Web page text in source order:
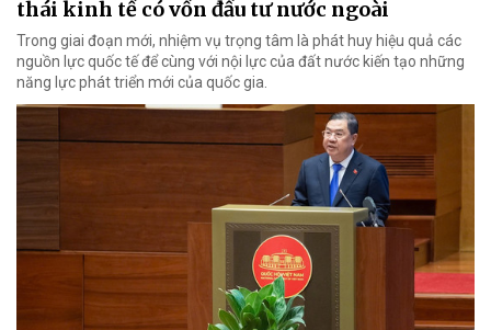
thái kinh tế có vốn đầu tư nước ngoài
Trong giai đoạn mới, nhiệm vụ trọng tâm là phát huy hiệu quả các
nguồn lực quốc tế để cùng với nội lực của đất nước kiến tạo những
năng lực phát triển mới của quốc gia.